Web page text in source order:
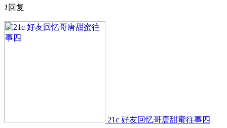
1 回复
21c 好友回忆哥唐甜蜜往事四